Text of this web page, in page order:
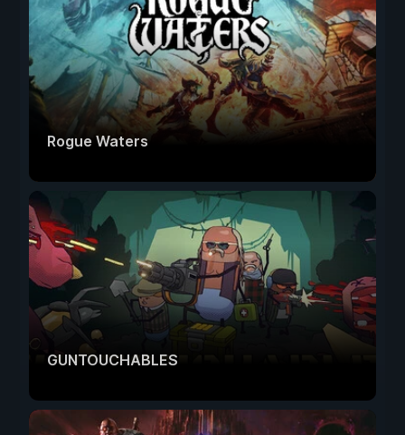
Rogue Waters
GUNTOUCHABLES